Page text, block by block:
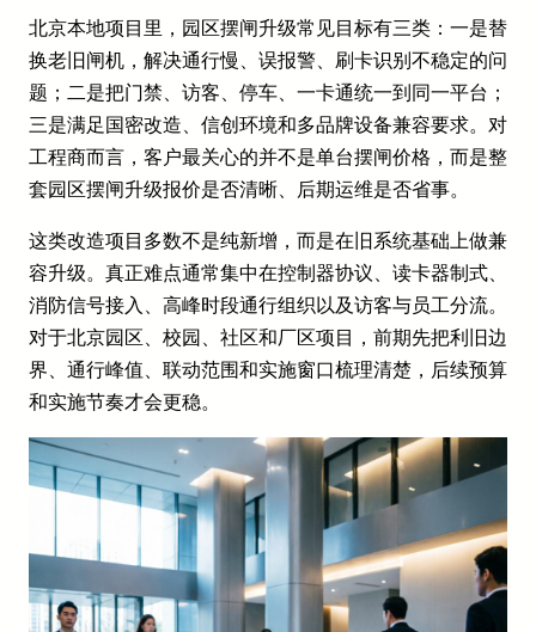
北京本地项目里，园区摆闸升级常见目标有三类：一是替
换老旧闸机，解决通行慢、误报警、刷卡识别不稳定的问
题；二是把门禁、访客、停车、一卡通统一到同一平台；
三是满足国密改造、信创环境和多品牌设备兼容要求。对
工程商而言，客户最关心的并不是单台摆闸价格，而是整
套园区摆闸升级报价是否清晰、后期运维是否省事。
这类改造项目多数不是纯新增，而是在旧系统基础上做兼
容升级。真正难点通常集中在控制器协议、读卡器制式、
消防信号接入、高峰时段通行组织以及访客与员工分流。
对于北京园区、校园、社区和厂区项目，前期先把利旧边
界、通行峰值、联动范围和实施窗口梳理清楚，后续预算
和实施节奏才会更稳。